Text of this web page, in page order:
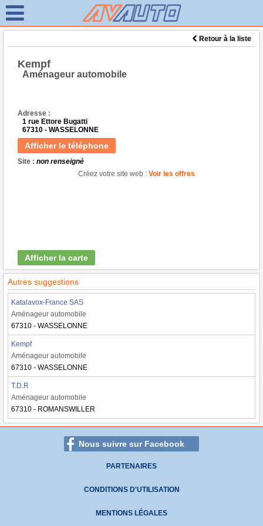
Retour à la liste
Kempf
Aménageur automobile
Adresse :
1 rue Ettore Bugatti
67310 - WASSELONNE
Afficher le téléphone
Site : non renseigné
Créez votre site web : Voir les offres
Afficher la carte
Autres suggestions
Katalavox-France SAS
Aménageur automobile
67310 - WASSELONNE
Kempf
Aménageur automobile
67310 - WASSELONNE
T.D.R
Aménageur automobile
67310 - ROMANSWILLER
Nous suivre sur Facebook
PARTENAIRES
CONDITIONS D'UTILISATION
MENTIONS LÉGALES